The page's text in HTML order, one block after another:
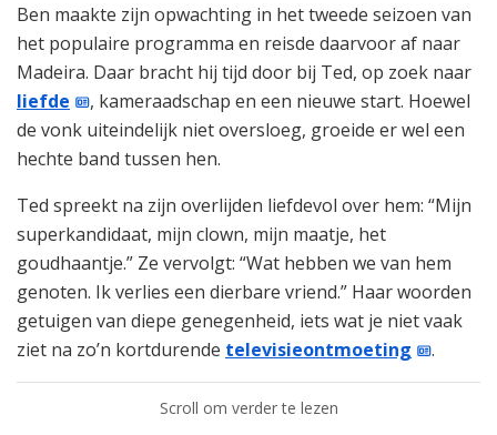
Ben maakte zijn opwachting in het tweede seizoen van
het populaire programma en reisde daarvoor af naar
Madeira. Daar bracht hij tijd door bij Ted, op zoek naar
liefde
, kameraadschap en een nieuwe start. Hoewel
de vonk uiteindelijk niet oversloeg, groeide er wel een
hechte band tussen hen.
Ted spreekt na zijn overlijden liefdevol over hem: “Mijn
superkandidaat, mijn clown, mijn maatje, het
goudhaantje.” Ze vervolgt: “Wat hebben we van hem
genoten. Ik verlies een dierbare vriend.” Haar woorden
getuigen van diepe genegenheid, iets wat je niet vaak
ziet na zo’n kortdurende televisieontmoeting .
Scroll om verder te lezen